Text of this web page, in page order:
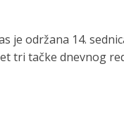
je održana 14.
tri tačke dnevnog